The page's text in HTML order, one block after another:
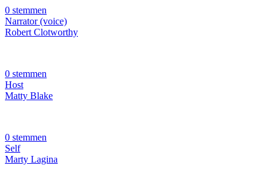
0 stemmen
Narrator (voice)
Robert Clotworthy
0 stemmen
Host
Matty Blake
0 stemmen
Self
Marty Lagina